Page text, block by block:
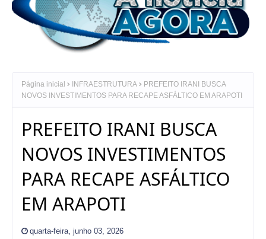
Página inicial INFRAESTRUTURA
PREFEITO IRANI BUSCA
NOVOS INVESTIMENTOS PARA RECAPE ASFÁLTICO EM ARAPOTI
PREFEITO IRANI BUSCA
NOVOS INVESTIMENTOS
PARA RECAPE ASFÁLTICO
EM ARAPOTI
quarta-feira, junho 03, 2026